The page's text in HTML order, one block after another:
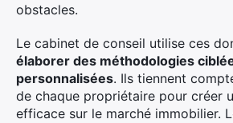
obstacles.
Le cabinet de conseil utilise ces
élaborer des méthodologies
personnalisées. Ils tiennent
de chaque propriétaire pour créer
efficace sur le marché immobilier.